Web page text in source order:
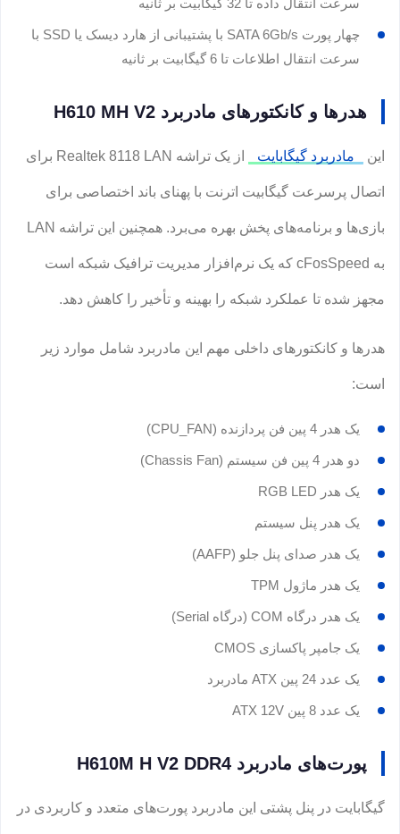
سرعت انتقال داده تا 32 گیگابیت بر ثانیه
چهار پورت SATA 6Gb/s با پشتیبانی از هارد دیسک یا SSD با
سرعت انتقال اطلاعات تا 6 گیگابیت بر ثانیه
هدرها و کانکتورهای مادربرد H610 MH V2
این مادربرد گیگابایت از یک تراشه Realtek 8118 LAN برای
اتصال پرسرعت گیگابیت اترنت با پهنای باند اختصاصی برای
بازی‌ها و برنامه‌های پخش بهره می‌برد. همچنین این تراشه LAN
به cFosSpeed که یک نرم‌افزار مدیریت ترافیک شبکه است
مجهز شده تا عملکرد شبکه را بهینه و تأخیر را کاهش دهد.
هدرها و کانکتورهای داخلی مهم این مادربرد شامل موارد زیر
است:
یک هدر 4 پین فن پردازنده (CPU_FAN)
دو هدر 4 پین فن سیستم (Chassis Fan)
یک هدر RGB LED
یک هدر پنل سیستم
یک هدر صدای پنل جلو (AAFP)
یک هدر ماژول TPM
یک هدر درگاه COM (درگاه Serial)
یک جامپر پاکسازی CMOS
یک عدد 24 پین ATX مادربرد
یک عدد 8 پین ATX 12V
پورت‌های مادربرد H610M H V2 DDR4
گیگابایت در پنل پشتی این مادربرد پورت‌های متعدد و کاربردی در